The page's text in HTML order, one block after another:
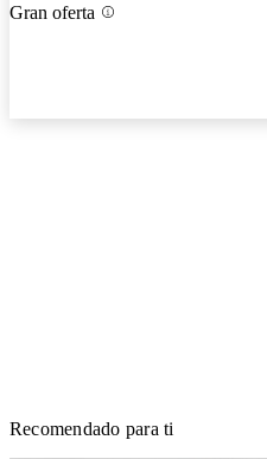
Gran oferta
Recomendado para ti